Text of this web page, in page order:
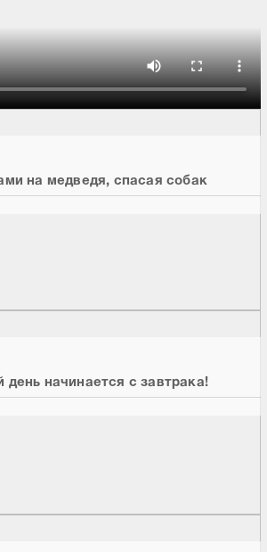
на медведя, спасая собак
день начинается с завтрака!